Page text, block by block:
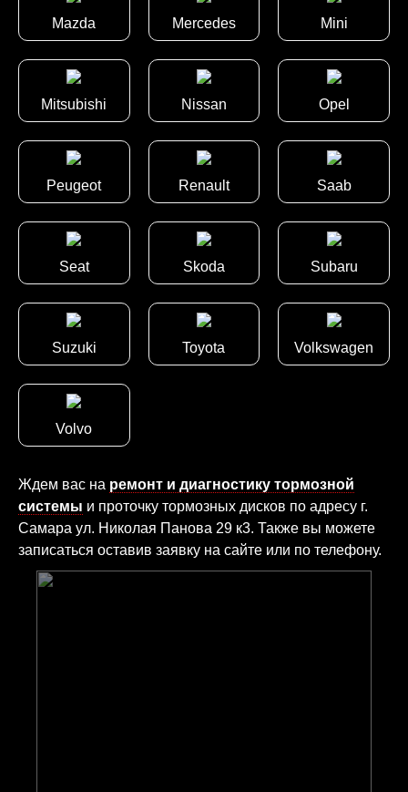
Mazda Mercedes Mini
Mitsubishi Nissan Opel
Peugeot Renault Saab
Seat Skoda Subaru
Suzuki Toyota Volkswagen
Volvo
Ждем вас на ремонт и диагностику тормозной
системы и проточку тормозных дисков по адресу г.
Самара ул. Николая Панова 29 к3. Также вы можете
записаться оставив заявку на сайте или по телефону.